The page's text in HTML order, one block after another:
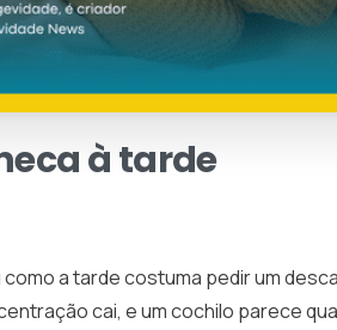
àtarde
a tarde costuma pedir um
cai, e um cochilo parece